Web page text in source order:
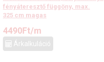
fényáteresztő függöny, max.
325 cm magas
4490Ft/m
Árkalkuláció